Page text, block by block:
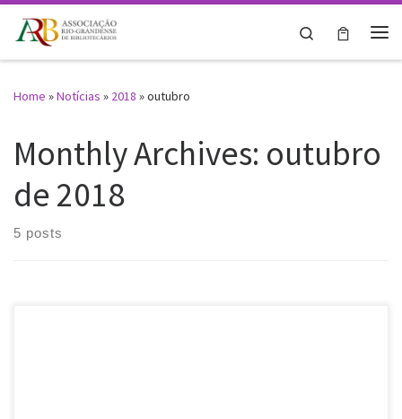
Skip to content
Search
Home »Notícias » 2018 »outubro
Monthly Archives: outubro
de 2018
5 posts